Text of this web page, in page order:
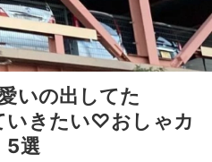
いの出してた
いきたい♡おしゃカ
5選